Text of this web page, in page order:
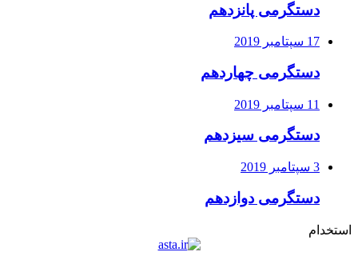
دستگرمی پانزدهم
17 سپتامبر 2019
دستگرمی چهاردهم
11 سپتامبر 2019
دستگرمی سیزدهم
3 سپتامبر 2019
دستگرمی دوازدهم
استخدام